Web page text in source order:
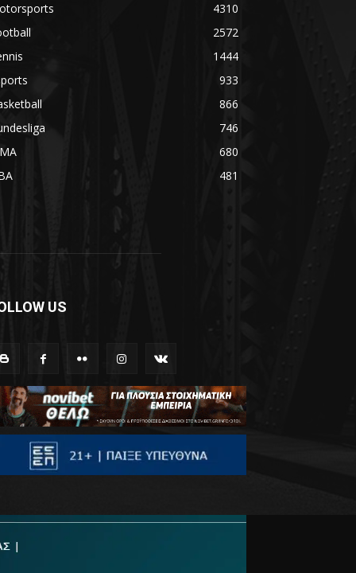
4310
2572
1444
933
866
746
680
481
US